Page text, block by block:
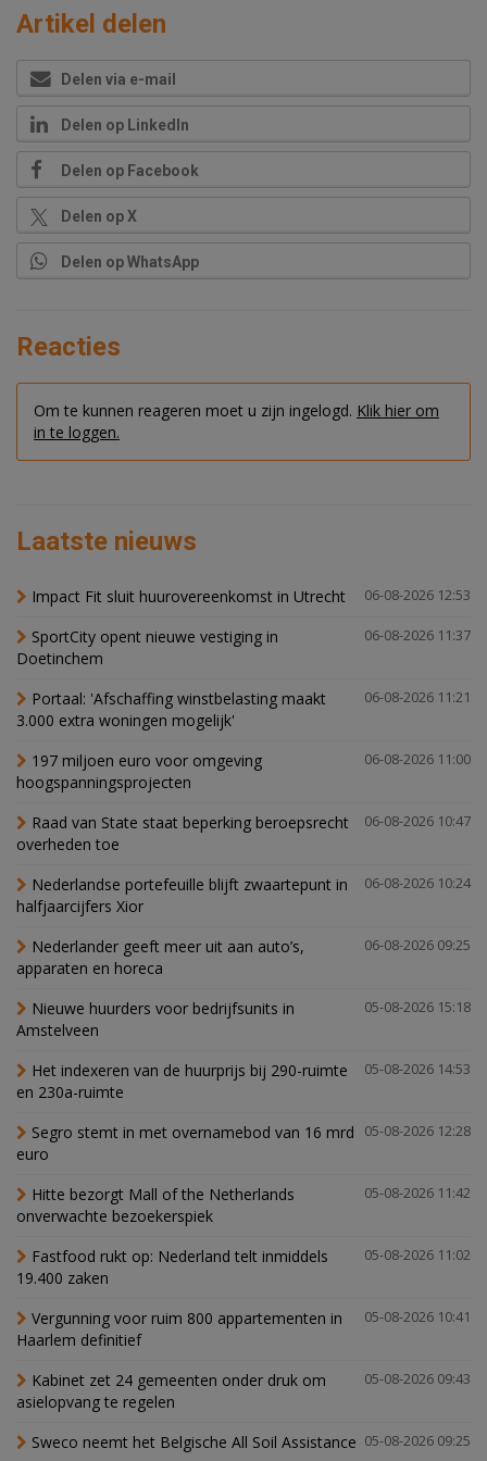
Artikel delen
Delen via e-mail
Delen op LinkedIn
Delen op Facebook
Delen op X
Delen op WhatsApp
Reacties
Om te kunnen reageren moet u zijn ingelogd. Klik hier om
in te loggen.
Laatste nieuws
06-08-2026 12:53
Impact Fit sluit huurovereenkomst in Utrecht
06-08-2026 11:37
SportCity opent nieuwe vestiging in
Doetinchem
06-08-2026 11:21
Portaal: 'Afschaffing winstbelasting maakt
3.000 extra woningen mogelijk'
06-08-2026 11:00
197 miljoen euro voor omgeving
hoogspanningsprojecten
06-08-2026 10:47
Raad van State staat beperking beroepsrecht
overheden toe
06-08-2026 10:24
Nederlandse portefeuille blijft zwaartepunt in
halfjaarcijfers Xior
06-08-2026 09:25
Nederlander geeft meer uit aan auto’s,
apparaten en horeca
05-08-2026 15:18
Nieuwe huurders voor bedrijfsunits in
Amstelveen
05-08-2026 14:53
Het indexeren van de huurprijs bij 290-ruimte
en 230a-ruimte
05-08-2026 12:28
Segro stemt in met overnamebod van 16 mrd
euro
05-08-2026 11:42
Hitte bezorgt Mall of the Netherlands
onverwachte bezoekerspiek
05-08-2026 11:02
Fastfood rukt op: Nederland telt inmiddels
19.400 zaken
05-08-2026 10:41
Vergunning voor ruim 800 appartementen in
Haarlem definitief
05-08-2026 09:43
Kabinet zet 24 gemeenten onder druk om
asielopvang te regelen
05-08-2026 09:25
Sweco neemt het Belgische All Soil Assistance